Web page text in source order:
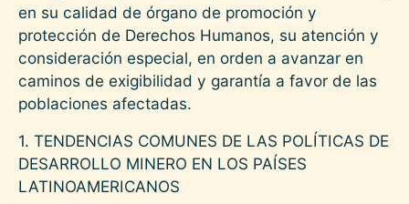
en su calidad de órgano de promoción y
protección de Derechos Humanos, su atención y
consideración especial, en orden a avanzar en
caminos de exigibilidad y garantía a favor de las
poblaciones afectadas.
1. TENDENCIAS COMUNES DE LAS POLÍTICAS DE
DESARROLLO MINERO EN LOS PAÍSES
LATINOAMERICANOS